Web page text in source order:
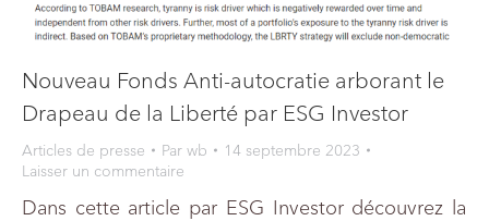
Nouveau Fonds Anti-autocratie arborant le
Drapeau de la Liberté par ESG Investor
Articles de presse Par wb
14 septembre 2023
Laisser un commentaire
Dans cette article par ESG Investor découvrez la